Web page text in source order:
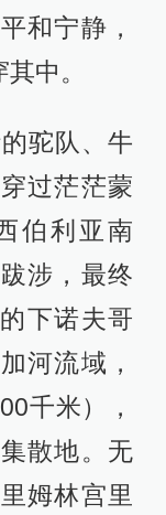
和宁静，
中。
驼队、牛
过茫茫蒙
伯利亚南
涉，最终
下诺夫哥
河流域，
千米），
散地。无
姆林宫里